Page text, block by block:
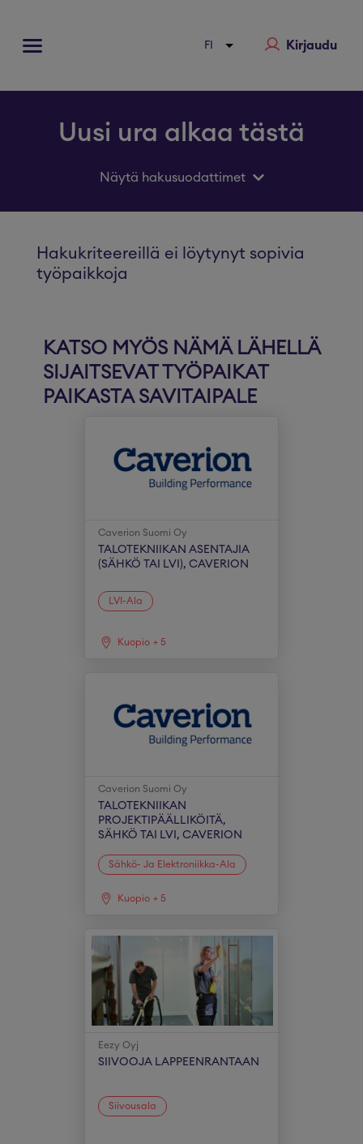
Kirjaudu
Uusi ura alkaa tästä
Näytä hakusuodattimet
Hakukriteereillä ei löytynyt sopivia
työpaikkoja
KATSO MYÖS NÄMÄ LÄHELLÄ
SIJAITSEVAT TYÖPAIKAT
PAIKASTA SAVITAIPALE
Caverion Suomi Oy
TALOTEKNIIKAN ASENTAJIA
(SÄHKÖ TAI LVI), CAVERION
LVI-Ala
Kuopio + 5
Caverion Suomi Oy
TALOTEKNIIKAN
PROJEKTIPÄÄLLIKÖITÄ,
SÄHKÖ TAI LVI, CAVERION
Sähkö- Ja Elektroniikka-Ala
Kuopio + 5
Eezy Oyj
SIIVOOJA LAPPEENRANTAAN
Siivousala